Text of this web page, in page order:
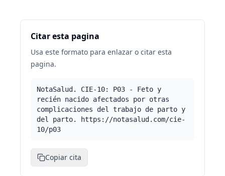
Citar esta pagina
Usa este formato para enlazar o citar esta
pagina.
NotaSalud. CIE-10: P03 - Feto y
recién nacido afectados por otras
complicaciones del trabajo de parto y
del parto. https://notasalud.com/cie-
10/p03
Copiar cita